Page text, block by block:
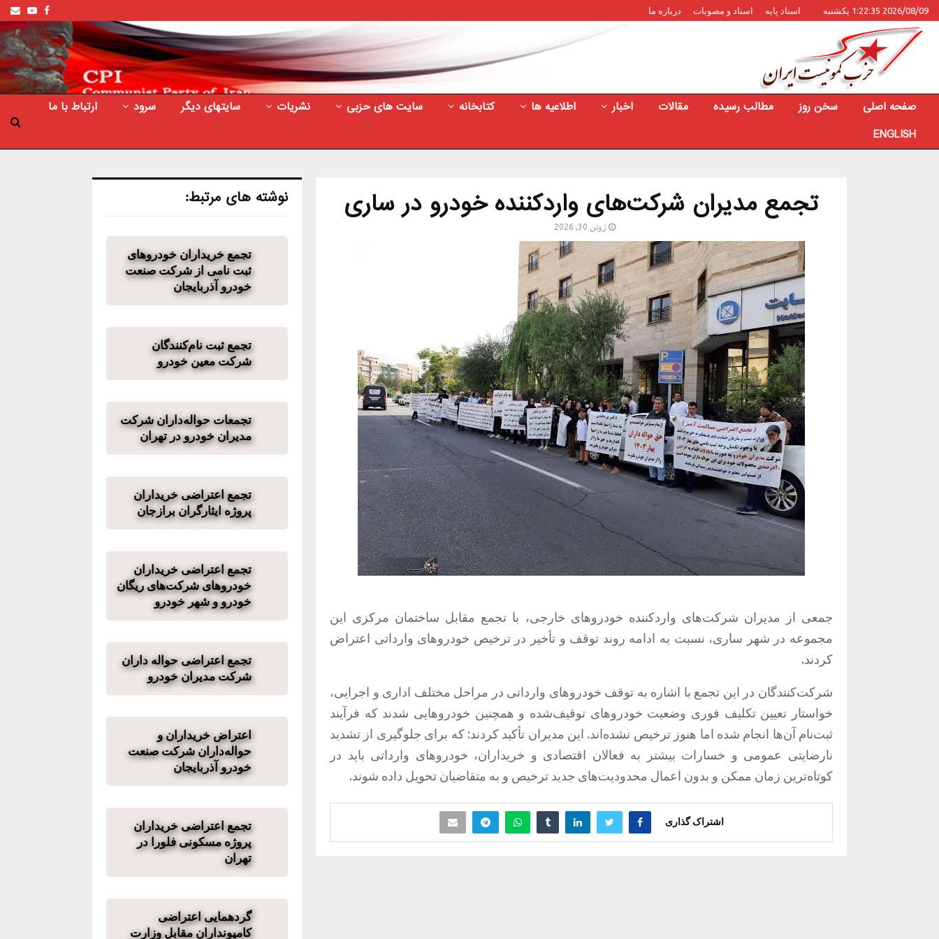
2026/08/09 1:22:35 یکشنبه اسناد پایه اسناد و مصوبات درباره ما Facebook
صفحه اصلی سخن روز مطالب رسیده مقالات اخبار اطلاعیه ها کتابخانه سایت های حزبی نشریات سایتهای دیگر سرود
ارتباط با ما
ENGLISH
تجمع مدیران شرکت‌های واردکننده خودرو در ساری
ژوئن 30, 2026
جمعی از مدیران شرکت‌های واردکننده خودروهای خارجی، با تجمع مقابل ساختمان مرکزی این
مجموعه در شهر ساری، نسبت به ادامه روند توقف و تأخیر در ترخیص خودروهای وارداتی اعتراض
کردند.
شرکت‌کنندگان در این تجمع با اشاره به توقف خودروهای وارداتی در مراحل مختلف اداری و اجرایی،
خواستار تعیین تکلیف فوری وضعیت خودروهای توقیف‌شده و همچنین خودروهایی شدند که فرآیند
ثبت‌نام آن‌ها انجام شده اما هنوز ترخیص نشده‌اند. این مدیران تأکید کردند: که برای جلوگیری از تشدید
نارضایتی عمومی و خسارات بیشتر به فعالان اقتصادی و خریداران، خودروهای وارداتی باید در
کوتاه‌ترین زمان ممکن و بدون اعمال محدودیت‌های جدید ترخیص و به متقاضیان تحویل داده شوند.
اشتراک گذاری
نوشته های مرتبط:
تجمع خریداران خودروهای
ثبت نامی از شرکت صنعت
خودرو آذربایجان
تجمع ثبت نام‌کنندگان
شرکت معین خودرو
تجمعات حواله‌داران شرکت
مدیران خودرو در تهران
تجمع اعتراضی خریداران
پروژه ایثارگران برازجان
تجمع اعتراضی خریداران
خودروهای شرکت‌های ریگان
خودرو و شهر خودرو
تجمع اعتراضی حواله داران
شرکت مدیران خودرو
اعتراض خریداران و
حواله‌داران شرکت صنعت
خودرو آذربایجان
تجمع اعتراضی خریداران
پروژه مسکونی فلورا در
تهران
گردهمایی اعتراضی
کامیونداران مقابل وزارت